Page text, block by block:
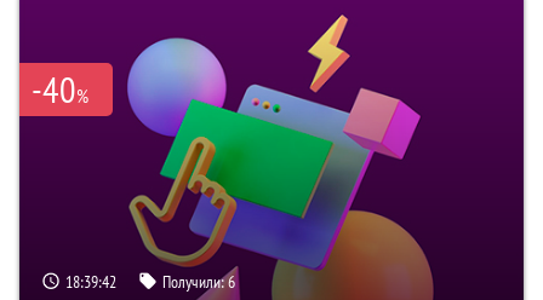
-40%
18:39:41 Получили:6